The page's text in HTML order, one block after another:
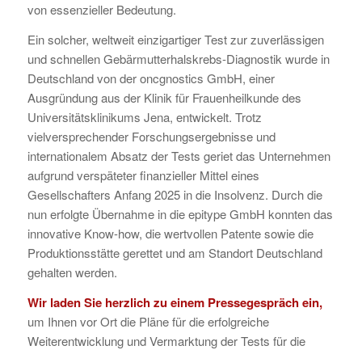
von essenzieller Bedeutung.
Ein solcher, weltweit einzigartiger Test zur zuverlässigen
und schnellen Gebärmutterhalskrebs-Diagnostik wurde in
Deutschland von der oncgnostics GmbH, einer
Ausgründung aus der Klinik für Frauenheilkunde des
Universitätsklinikums Jena, entwickelt. Trotz
vielversprechender Forschungsergebnisse und
internationalem Absatz der Tests geriet das Unternehmen
aufgrund verspäteter finanzieller Mittel eines
Gesellschafters Anfang 2025 in die Insolvenz. Durch die
nun erfolgte Übernahme in die epitype GmbH konnten das
innovative Know-how, die wertvollen Patente sowie die
Produktionsstätte gerettet und am Standort Deutschland
gehalten werden.
Wir laden Sie herzlich zu einem Pressegespräch ein,
um Ihnen vor Ort die Pläne für die erfolgreiche
Weiterentwicklung und Vermarktung der Tests für die